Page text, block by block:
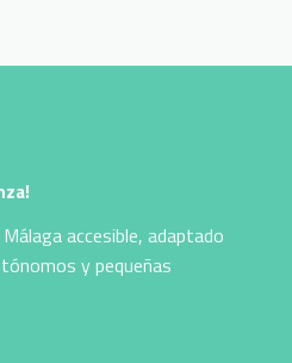
accesible, adaptado
y pequeñas